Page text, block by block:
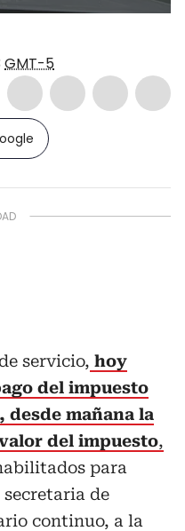
GMT-5
servicio, hoy
del impuesto
desde mañana la
del impuesto,
para
secretaria de
continuo, a la